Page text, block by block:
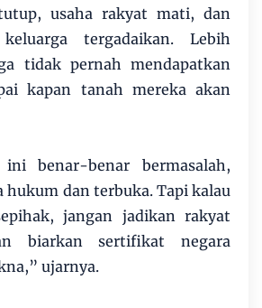
usaha rakyat mati, dan
tergadaikan. Lebih
tidak pernah mendapatkan
kapan tanah mereka akan
benar-benar bermasalah,
hukum dan terbuka. Tapi kalau
jangan jadikan rakyat
biarkan sertifikat negara
ujarnya.